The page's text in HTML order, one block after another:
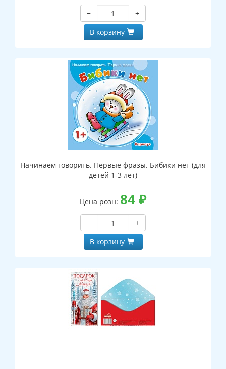
−
+
В корзину
Начинаем говорить. Первые фразы. Бибики нет (для
детей 1-3 лет)
Цена розн: 84₽
−
+
В корзину